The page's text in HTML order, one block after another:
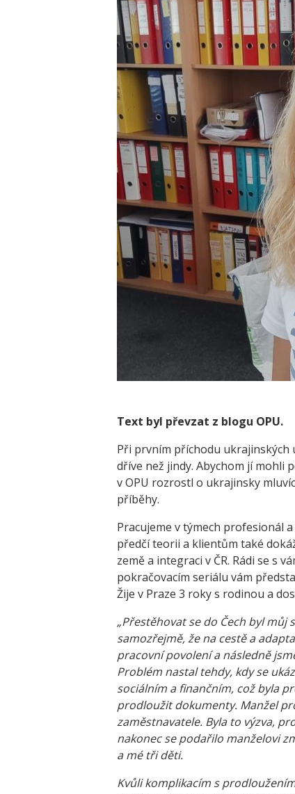
Text byl převzat z blogu OPU.
Při prvním příchodu ukrajinských
dříve než jindy. Abychom jí mohli
v OPU rozrostl o ukrajinsky
příběhy.
Pracujeme v týmech profesionál
předčí teorii a klientům také
země a integraci v ČR. Rádi se s
pokračovacím seriálu vám
Žije v Praze 3 roky s rodinou a
„Přestěhovat se do Čech byl
samozřejmě, že na cestě a
pracovní povolení a následně
Problém nastal tehdy, kdy se
sociálním a finančním, což byla
prodloužit dokumenty. Manžel
zaměstnavatele. Byla to výzva,
nakonec se podařilo manželovi
a mé tři děti.
Kvůli komplikacím s